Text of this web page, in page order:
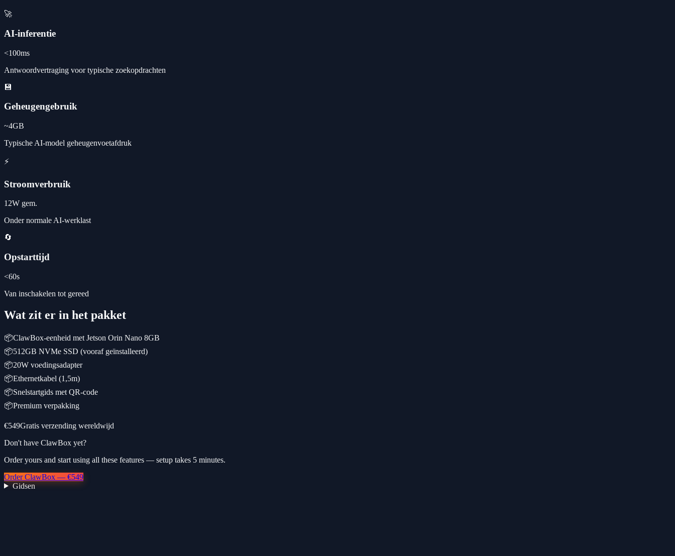
🚀
AI-inferentie
<100ms
Antwoordvertraging voor typische zoekopdrachten
💾
Geheugengebruik
~4GB
Typische AI-model geheugenvoetafdruk
⚡
Stroomverbruik
12W gem.
Onder normale AI-werklast
🔄
Opstarttijd
<60s
Van inschakelen tot gereed
Wat zit er in het pakket
📦ClawBox-eenheid met Jetson Orin Nano 8GB
📦512GB NVMe SSD (vooraf geïnstalleerd)
📦20W voedingsadapter
📦Ethernetkabel (1,5m)
📦Snelstartgids met QR-code
📦Premium verpakking
€549Gratis verzending wereldwijd
Don't have ClawBox yet?
Order yours and start using all these features — setup takes 5 minutes.
Order ClawBox — €549
Gidsen